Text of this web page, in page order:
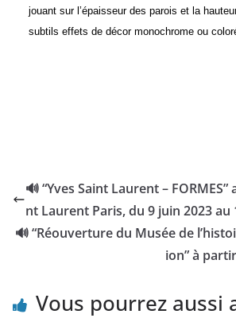
jouant sur l’épaisseur des parois et la
subtils effets de décor monochrome ou
🔊 “Yves Saint Laurent – FORMES”
nt Laurent Paris, du 9 juin 2023 au
🔊 “Réouverture du Musée de
ion” à
Vous pourrez aussi